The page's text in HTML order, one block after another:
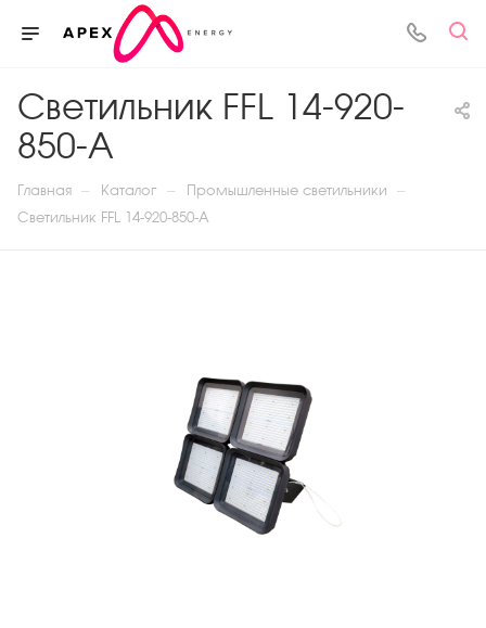
Светильник FFL 14-920-
850-A
Главная — Каталог — Промышленные светильники —
Светильник FFL 14-920-850-A